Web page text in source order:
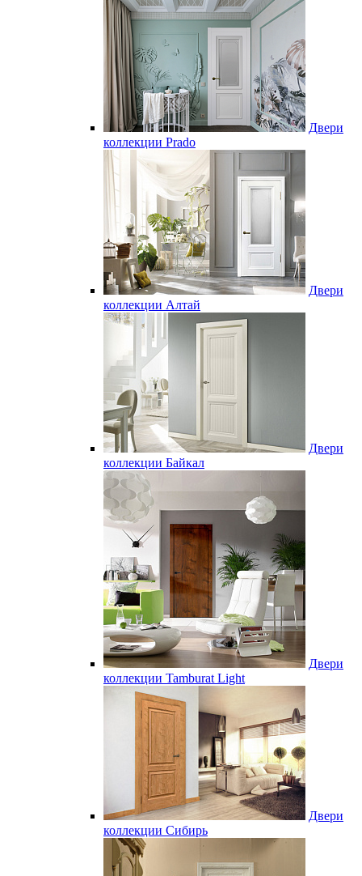
Двери
коллекции Prado
Двери
коллекции Алтай
Двери
коллекции Байкал
Двери
коллекции Tamburat Light
Двери
коллекции Сибирь